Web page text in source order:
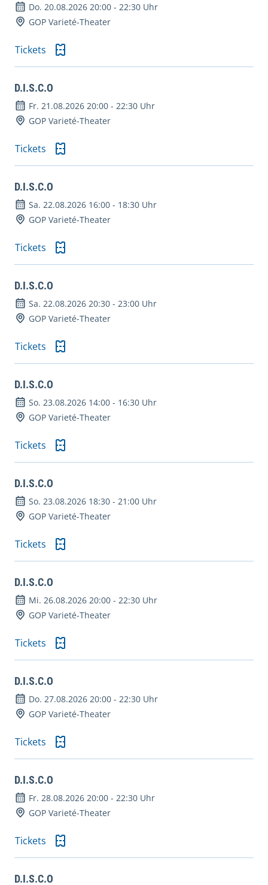
Do. 20.08.2026 20:00 - 22:30 Uhr
GOP Varieté-Theater
Tickets
D.I.S.C.O
Fr. 21.08.2026 20:00 - 22:30 Uhr
GOP Varieté-Theater
Tickets
D.I.S.C.O
Sa. 22.08.2026 16:00 - 18:30 Uhr
GOP Varieté-Theater
Tickets
D.I.S.C.O
Sa. 22.08.2026 20:30 - 23:00 Uhr
GOP Varieté-Theater
Tickets
D.I.S.C.O
So. 23.08.2026 14:00 - 16:30 Uhr
GOP Varieté-Theater
Tickets
D.I.S.C.O
So. 23.08.2026 18:30 - 21:00 Uhr
GOP Varieté-Theater
Tickets
D.I.S.C.O
Mi. 26.08.2026 20:00 - 22:30 Uhr
GOP Varieté-Theater
Tickets
D.I.S.C.O
Do. 27.08.2026 20:00 - 22:30 Uhr
GOP Varieté-Theater
Tickets
D.I.S.C.O
Fr. 28.08.2026 20:00 - 22:30 Uhr
GOP Varieté-Theater
Tickets
D.I.S.C.O